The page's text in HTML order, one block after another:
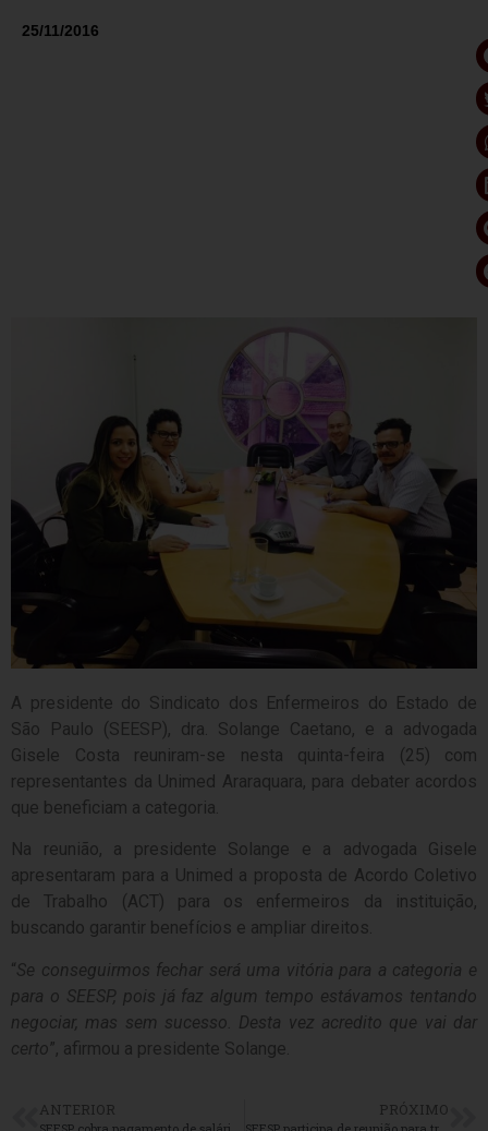
25/11/2016
A presidente do Sindicato dos Enfermeiros do Estado de
São Paulo (SEESP), dra. Solange Caetano, e a advogada
Gisele Costa reuniram-se nesta quinta-feira (25) com
representantes da Unimed Araraquara, para debater acordos
que beneficiam a categoria.
Na reunião, a presidente Solange e a advogada Gisele
apresentaram para a Unimed a proposta de Acordo Coletivo
de Trabalho (ACT) para os enfermeiros da instituição,
buscando garantir benefícios e ampliar direitos.
“Se conseguirmos fechar será uma vitória para a categoria e
para o SEESP, pois já faz algum tempo estávamos tentando
negociar, mas sem sucesso. Desta vez acredito que vai dar
certo”, afirmou a presidente Solange.
ANTERIOR PRÓXIMO